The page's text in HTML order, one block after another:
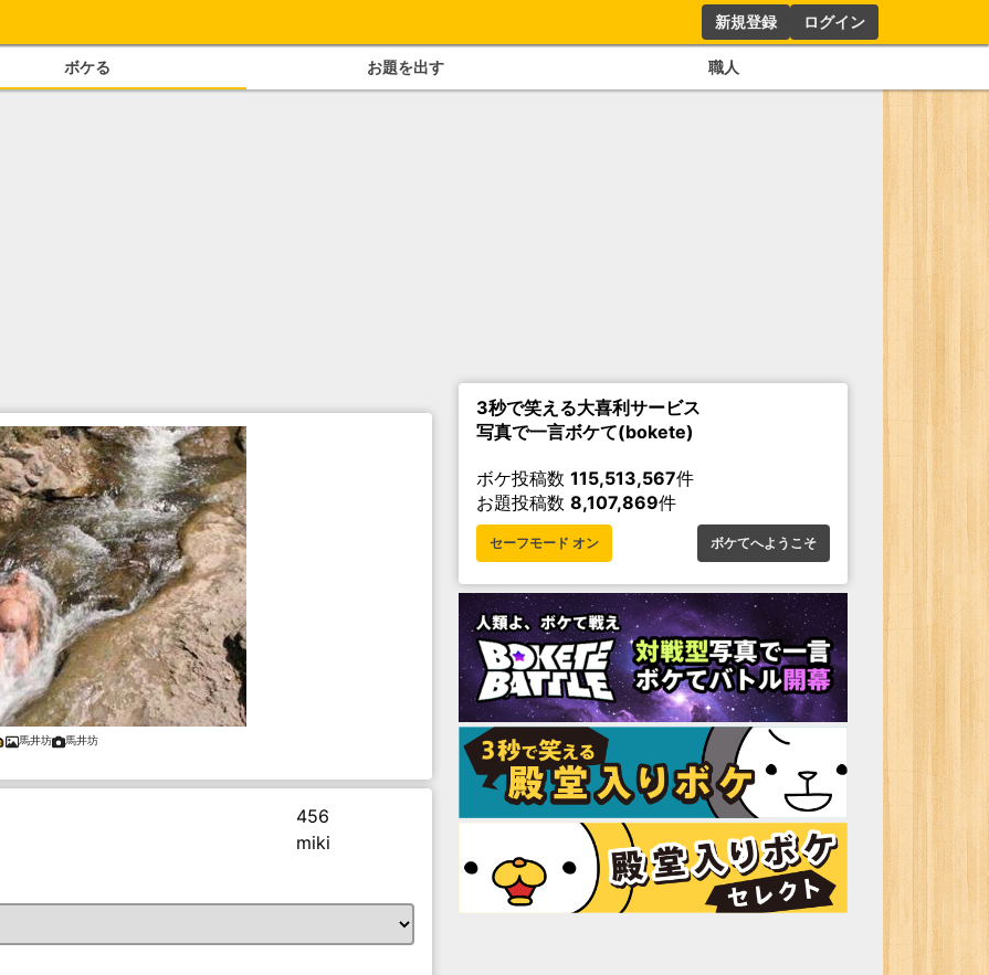
新規登録 ログイン
ボケる お題を出す 職人
馬井坊 馬井坊
456
miki
3秒で笑える大喜利サービス
写真で一言ボケて(bokete)
ボケ投稿数 115,513,567件
お題投稿数 8,107,869件
セーフモード オン ボケてへようこそ